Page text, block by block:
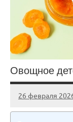
Овощное
26 февраля